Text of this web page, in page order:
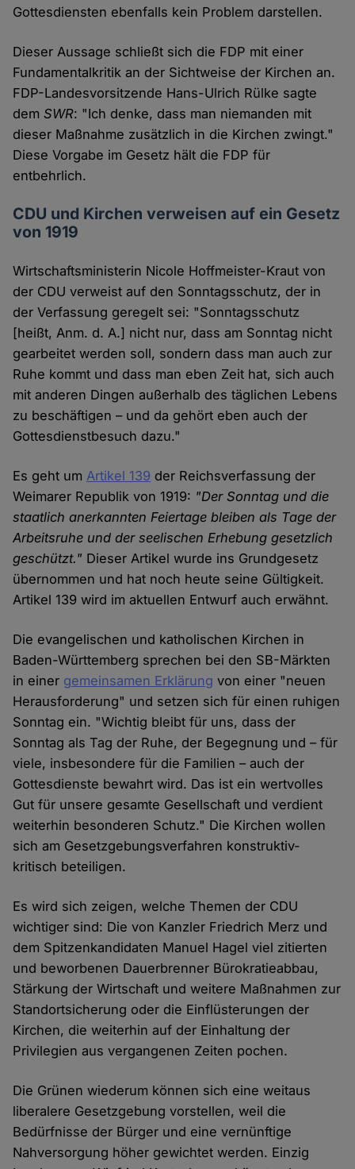
Gottesdiensten ebenfalls kein Problem darstellen.
Dieser Aussage schließt sich die FDP mit einer
Fundamentalkritik an der Sichtweise der Kirchen an.
FDP-Landesvorsitzende Hans-Ulrich Rülke sagte
demSWR: "Ich denke, dass man niemanden mit
dieser Maßnahme zusätzlich in die Kirchen zwingt."
Diese Vorgabe im Gesetz hält die FDP für
entbehrlich.
CDU und Kirchen verweisen auf ein Gesetz
von 1919
Wirtschaftsministerin Nicole Hoffmeister-Kraut von
der CDU verweist auf den Sonntagsschutz, der in
der Verfassung geregelt sei: "Sonntagsschutz
[heißt, Anm. d. A.] nicht nur, dass am Sonntag nicht
gearbeitet werden soll, sondern dass man auch zur
Ruhe kommt und dass man eben Zeit hat, sich auch
mit anderen Dingen außerhalb des täglichen Lebens
zu beschäftigen – und da gehört eben auch der
Gottesdienstbesuch dazu."
Es geht um Artikel 139 der Reichsverfassung der
Weimarer Republik von 1919: "Der Sonntag und die
staatlich anerkannten Feiertage bleiben als Tage der
Arbeitsruhe und der seelischen Erhebung gesetzlich
geschützt." Dieser Artikel wurde ins Grundgesetz
übernommen und hat noch heute seine Gültigkeit.
Artikel 139 wird im aktuellen Entwurf auch erwähnt.
Die evangelischen und katholischen Kirchen in
Baden-Württemberg sprechen bei den SB-Märkten
in einer gemeinsamen Erklärung von einer "neuen
Herausforderung" und setzen sich für einen ruhigen
Sonntag ein. "Wichtig bleibt für uns, dass der
Sonntag als Tag der Ruhe, der Begegnung und – für
viele, insbesondere für die Familien – auch der
Gottesdienste bewahrt wird. Das ist ein wertvolles
Gut für unsere gesamte Gesellschaft und verdient
weiterhin besonderen Schutz." Die Kirchen wollen
sich am Gesetzgebungsverfahren konstruktiv-
kritisch beteiligen.
Es wird sich zeigen, welche Themen der CDU
wichtiger sind: Die von Kanzler Friedrich Merz und
dem Spitzenkandidaten Manuel Hagel viel zitierten
und beworbenen Dauerbrenner Bürokratieabbau,
Stärkung der Wirtschaft und weitere Maßnahmen zur
Standortsicherung oder die Einflüsterungen der
Kirchen, die weiterhin auf der Einhaltung der
Privilegien aus vergangenen Zeiten pochen.
Die Grünen wiederum können sich eine weitaus
liberalere Gesetzgebung vorstellen, weil die
Bedürfnisse der Bürger und eine vernünftige
Nahversorgung höher gewichtet werden. Einzig